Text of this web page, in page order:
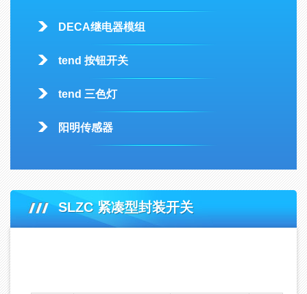
DECA继电器模组
tend 按钮开关
tend 三色灯
阳明传感器
SLZC 紧凑型封装开关